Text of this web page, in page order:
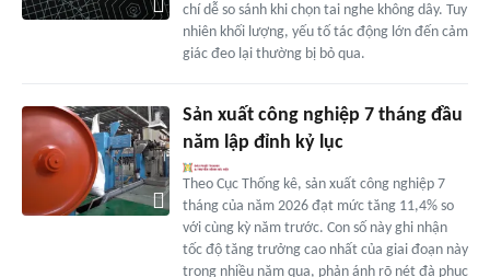
chí dễ so sánh khi chọn tai nghe không dây. Tuy
nhiên khối lượng, yếu tố tác động lớn đến cảm
giác đeo lại thường bị bỏ qua.
Sản xuất công nghiệp 7 tháng đầu
năm lập đỉnh kỷ lục
Theo Cục Thống kê, sản xuất công nghiệp 7
tháng của năm 2026 đạt mức tăng 11,4% so
với cùng kỳ năm trước. Con số này ghi nhận
tốc độ tăng trưởng cao nhất của giai đoạn này
trong nhiều năm qua, phản ánh rõ nét đà phục